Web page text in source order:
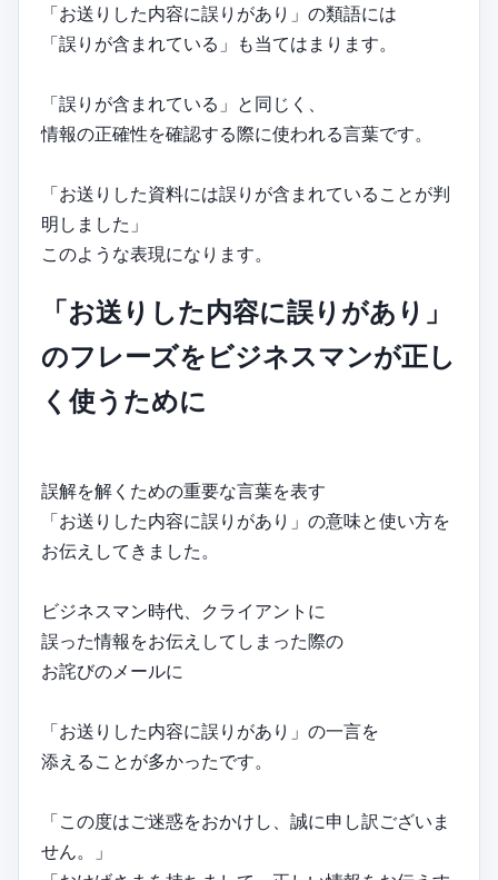
「お送りした内容に誤りがあり」の類語には
「誤りが含まれている」も当てはまります。
「誤りが含まれている」と同じく、
情報の正確性を確認する際に使われる言葉です。
「お送りした資料には誤りが含まれていることが判
明しました」
このような表現になります。
「お送りした内容に誤りがあり」
のフレーズをビジネスマンが正し
く使うために
誤解を解くための重要な言葉を表す
「お送りした内容に誤りがあり」の意味と使い方を
お伝えしてきました。
ビジネスマン時代、クライアントに
誤った情報をお伝えしてしまった際の
お詫びのメールに
「お送りした内容に誤りがあり」の一言を
添えることが多かったです。
「この度はご迷惑をおかけし、誠に申し訳ございま
せん。」